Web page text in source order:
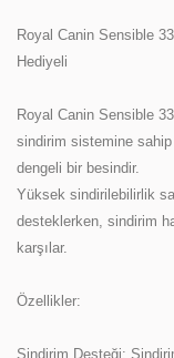
Royal Canin Sensible
Hediyeli
Royal Canin Sensible
sindirim sistemine
dengeli bir besindir.
Yüksek sindirilebilirlik
desteklerken, sindirim
karşılar.
Özellikler:
Sindirim Desteği: